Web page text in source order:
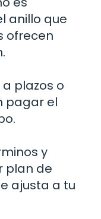
anillo que
ofrecen
plazos o
pagar el
y
plan de
ajusta a tu